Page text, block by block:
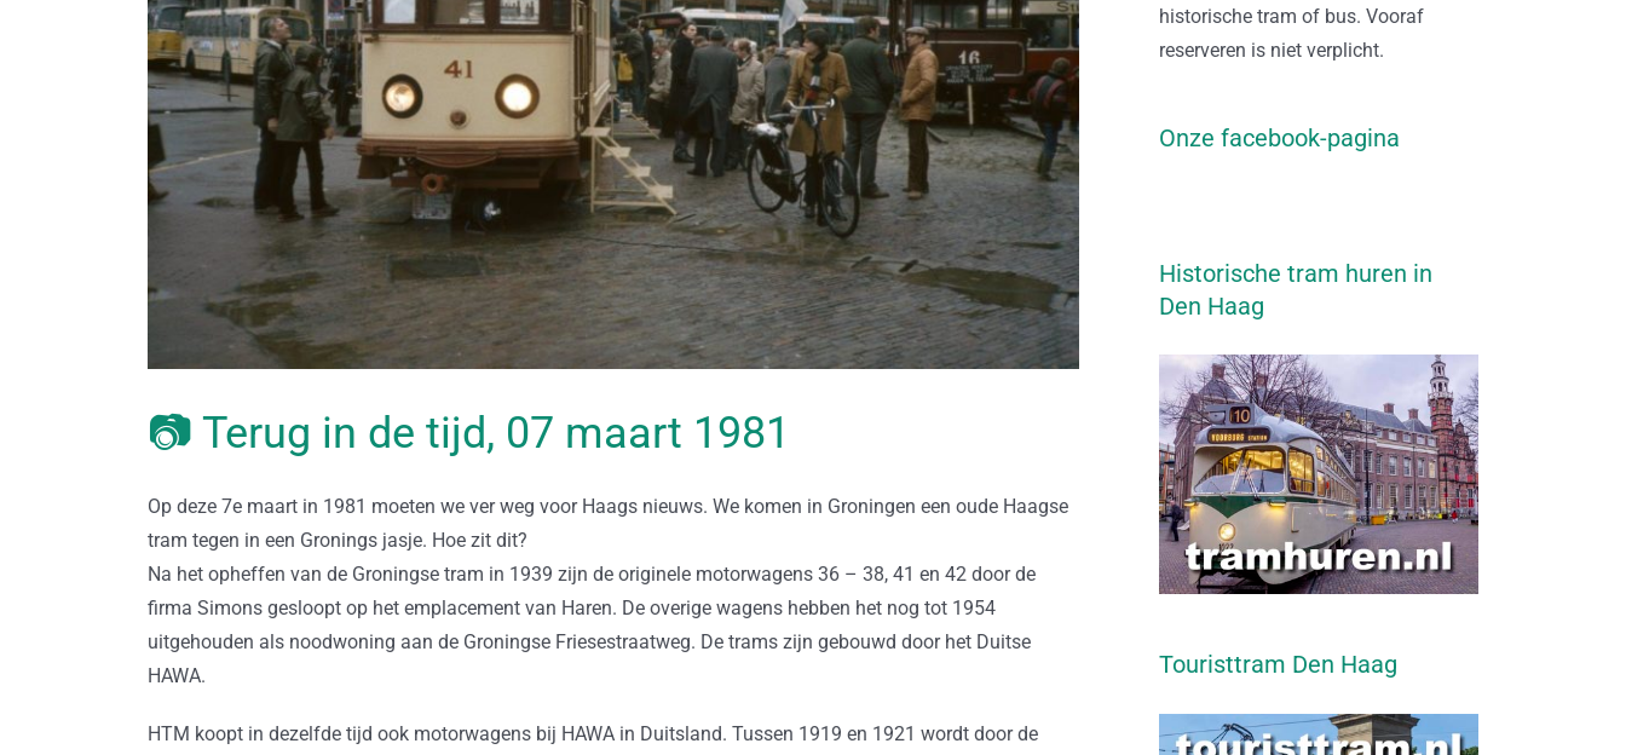
📷 Terug in de tijd, 07 maart 1981
Op deze 7e maart in 1981 moeten we ver weg voor Haags nieuws. We komen in Groningen een oude Haagse
tram tegen in een Gronings jasje. Hoe zit dit?
Na het opheffen van de Groningse tram in 1939 zijn de originele motorwagens 36 – 38, 41 en 42 door de
firma Simons gesloopt op het emplacement van Haren. De overige wagens hebben het nog tot 1954
uitgehouden als noodwoning aan de Groningse Friesestraatweg. De trams zijn gebouwd door het Duitse
HAWA.
HTM koopt in dezelfde tijd ook motorwagens bij HAWA in Duitsland. Tussen 1919 en 1921 wordt door de
historische tram of bus. Vooraf
reserveren is niet verplicht.
Onze facebook-pagina
Historische tram huren in
Den Haag
Touristtram Den Haag